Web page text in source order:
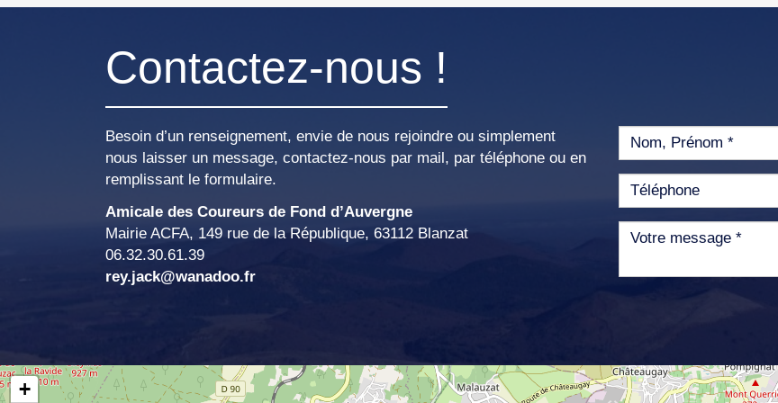
Contactez-nous !
Besoin d’un renseignement, envie de nous rejoindre ou simplement
nous laisser un message, contactez-nous par mail, par téléphone ou en
remplissant le formulaire.
Amicale des Coureurs de Fond d’Auvergne
Mairie ACFA, 149 rue de la République, 63112 Blanzat
06.32.30.61.39
rey.jack@wanadoo.fr
+